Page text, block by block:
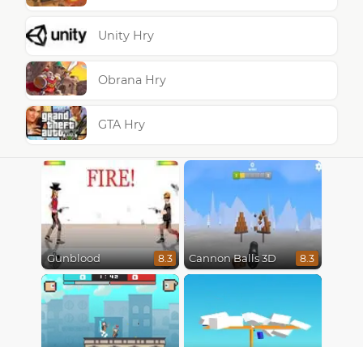
Unity Hry
Obrana Hry
GTA Hry
Gunblood 8.3 Cannon Balls 3D 8.3